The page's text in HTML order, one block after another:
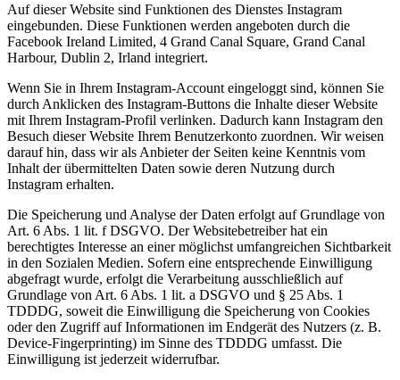
Auf dieser Website sind Funktionen des Dienstes Instagram
eingebunden. Diese Funktionen werden angeboten durch die
Facebook Ireland Limited, 4 Grand Canal Square, Grand Canal
Harbour, Dublin 2, Irland integriert.
Wenn Sie in Ihrem Instagram-Account eingeloggt sind, können Sie
durch Anklicken des Instagram-Buttons die Inhalte dieser Website
mit Ihrem Instagram-Profil verlinken. Dadurch kann Instagram den
Besuch dieser Website Ihrem Benutzerkonto zuordnen. Wir weisen
darauf hin, dass wir als Anbieter der Seiten keine Kenntnis vom
Inhalt der übermittelten Daten sowie deren Nutzung durch
Instagram erhalten.
Die Speicherung und Analyse der Daten erfolgt auf Grundlage von
Art. 6 Abs. 1 lit. f DSGVO. Der Websitebetreiber hat ein
berechtigtes Interesse an einer möglichst umfangreichen Sichtbarkeit
in den Sozialen Medien. Sofern eine entsprechende Einwilligung
abgefragt wurde, erfolgt die Verarbeitung ausschließlich auf
Grundlage von Art. 6 Abs. 1 lit. a DSGVO und § 25 Abs. 1
TDDDG, soweit die Einwilligung die Speicherung von Cookies
oder den Zugriff auf Informationen im Endgerät des Nutzers (z. B.
Device-Fingerprinting) im Sinne des TDDDG umfasst. Die
Einwilligung ist jederzeit widerrufbar.